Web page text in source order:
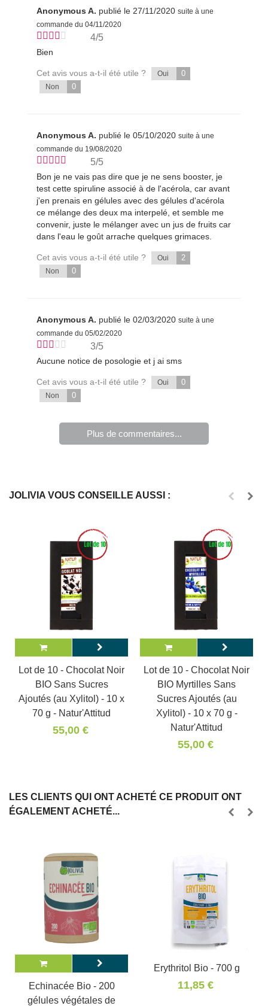
Anonymous A. publié le 27/11/2020 suite à une
commande du 04/11/2020
4/5
Bien
Cet avis vous a-t-il été utile ? Oui 0
Non 0
Anonymous A. publié le 05/10/2020 suite à une
commande du 19/08/2020
5/5
Bon je ne vais pas dire que je ne sens booster, je
test cette spiruline associé à de l'acérola, car avant
j'en prenais en gélules avec des gélules d'acérola
ce mélange des deux ma interpelé, et semble me
convenir, juste le mélanger avec un jus de fruits car
dans l'eau le goût arrache quelques grimaces.
Cet avis vous a-t-il été utile ? Oui 2
Non 0
Anonymous A. publié le 02/03/2020 suite à une
commande du 05/02/2020
3/5
Aucune notice de posologie et j ai sms
Cet avis vous a-t-il été utile ? Oui 0
Non 0
Plus de commentaires...
JOLIVIA VOUS CONSEILLE AUSSI :
Lot de 10 - Chocolat Noir
BIO Sans Sucres
Ajoutés (au Xylitol) - 10 x
70 g - Natur'Attitud
55,00 €
Lot de 10 - Chocolat Noir
BIO Myrtilles Sans
Sucres Ajoutés (au
Xylitol) - 10 x 70 g -
Natur'Attitud
55,00 €
LES CLIENTS QUI ONT ACHETÉ CE PRODUIT ONT
ÉGALEMENT ACHETÉ...
Echinacée Bio - 200
gélules végétales de
Erythritol Bio - 700 g
11,85 €